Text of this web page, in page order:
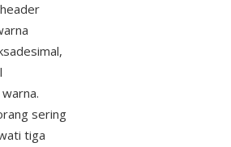
sering
tiga